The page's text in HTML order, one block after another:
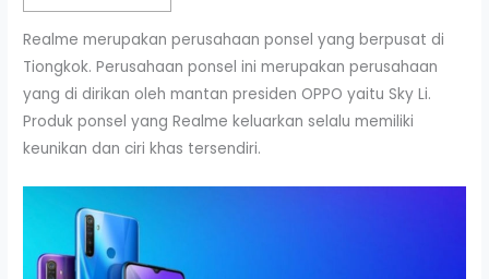
Realme merupakan perusahaan ponsel yang berpusat di
Tiongkok. Perusahaan ponsel ini merupakan perusahaan
yang di dirikan oleh mantan presiden OPPO yaitu Sky Li.
Produk ponsel yang Realme keluarkan selalu memiliki
keunikan dan ciri khas tersendiri.